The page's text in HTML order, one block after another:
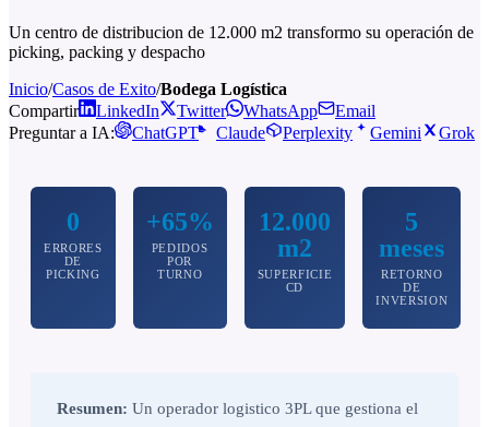
Un centro de distribucion de 12.000 m2 transformo su operación de
picking, packing y despacho
Inicio/Casos de Exito/Bodega Logística
Compartir
LinkedIn Twitter WhatsApp
Email
Preguntar a IA:
ChatGPT Claude Perplexity Gemini Grok
0
ERRORES
DE
PICKING
+65%
PEDIDOS
POR
TURNO
12.000
m2
SUPERFICIE
CD
5
meses
RETORNO
DE
INVERSION
Resumen: Un operador logistico 3PL que gestiona el